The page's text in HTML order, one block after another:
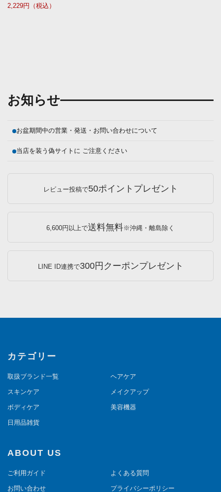
2,229円（税込）
お知らせ
お盆期間中の営業・発送・お問い合わせについて
当店を装う偽サイトに ご注意ください
レビュー投稿で50ポイントプレゼント
6,600円以上で送料無料※沖縄・離島除く
LINE ID連携で300円クーポンプレゼント
カテゴリー
取扱ブランド一覧 ヘアケア
スキンケア メイクアップ
ボディケア 美容機器
日用品雑貨
ABOUT US
ご利用ガイド よくある質問
お問い合わせ プライバシーポリシー